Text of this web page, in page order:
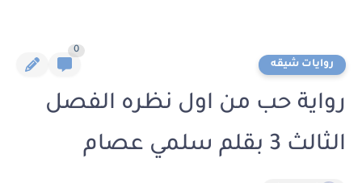
روايات شيقه
0
رواية حب من اول نظره الفصل
الثالث 3 بقلم سلمي عصام